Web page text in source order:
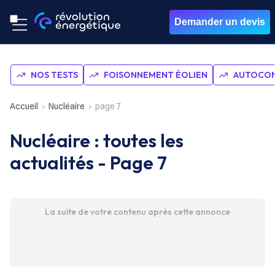
Demander un devis
NOS TESTS FOISONNEMENT ÉOLIEN
Accueil Nucléaire page 7
Nucléaire : toutes les
actualités - Page 7
La suite de votre contenu après cette annonce